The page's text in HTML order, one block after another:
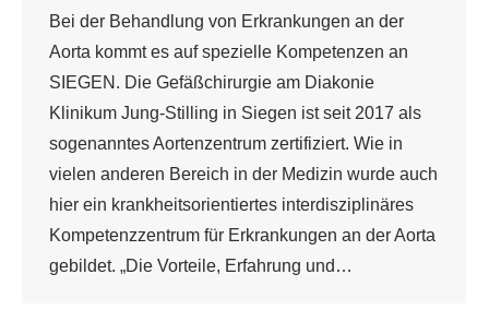
Bei der Behandlung von Erkrankungen an der
Aorta kommt es auf spezielle Kompetenzen an
SIEGEN. Die Gefäßchirurgie am Diakonie
Klinikum Jung-Stilling in Siegen ist seit 2017 als
sogenanntes Aortenzentrum zertifiziert. Wie in
vielen anderen Bereich in der Medizin wurde auch
hier ein krankheitsorientiertes interdisziplinäres
Kompetenzzentrum für Erkrankungen an der Aorta
gebildet. „Die Vorteile, Erfahrung und…